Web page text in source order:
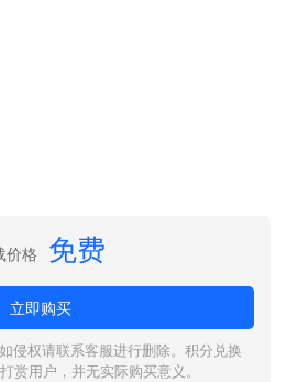
价格 免费
立即购买
侵权请联系客服进行删除。积分兑换
赏用户，并无实际购买意义。